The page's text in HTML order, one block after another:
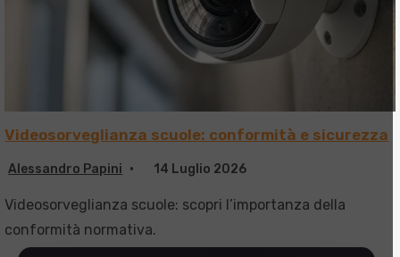
Videosorveglianza scuole: conformità e sicurezza
Alessandro Papini 14 Luglio 2026
Videosorveglianza scuole: scopri l’importanza della
conformità normativa.